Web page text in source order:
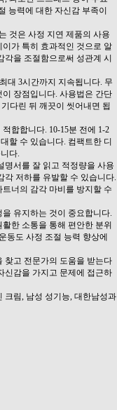
능력에 대한 자신감 부족이
것은 사정 지연 제품의 사용
가 특히 효과적인 것으로 알
을 조절함으로써 성관계 시
대 3시간까지 지속됩니다. 무
장점입니다. 사용법은 간단
다린 뒤 깨끗이 씻어내면 됩
합합니다. 10-15분 전에 1-2
할 수 있습니다. 컴팩트한 디
다.
명서를 잘 읽고 적정량을 사용
각 저하를 유발할 수 있습니다.
너의 감각 마비를 방지할 수
유지하는 것이 중요합니다.
한 소통을 통해 편안한 분위
동도 사정 조절 능력 향상에
찾고 전문가의 도움을 받는다
신감을 가지고 문제에 접근하
크림, 남성 성기능, 대한남성과